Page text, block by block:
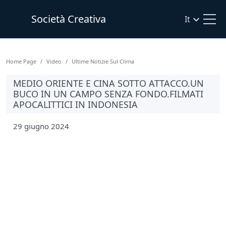
Società Creativa It
Home Page Video Ultime Notizie Sul Clima
MEDIO ORIENTE E CINA SOTTO ATTACCO.UN
BUCO IN UN CAMPO SENZA FONDO.FILMATI
APOCALITTICI IN INDONESIA
29 giugno 2024